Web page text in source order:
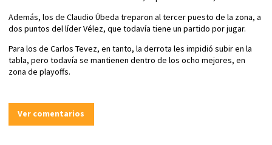
Además, los de Claudio Úbeda treparon al tercer puesto de la zona, a
dos puntos del líder Vélez, que todavía tiene un partido por jugar.
Para los de Carlos Tevez, en tanto, la derrota les impidió subir en la
tabla, pero todavía se mantienen dentro de los ocho mejores, en
zona de playoffs.
Ver comentarios